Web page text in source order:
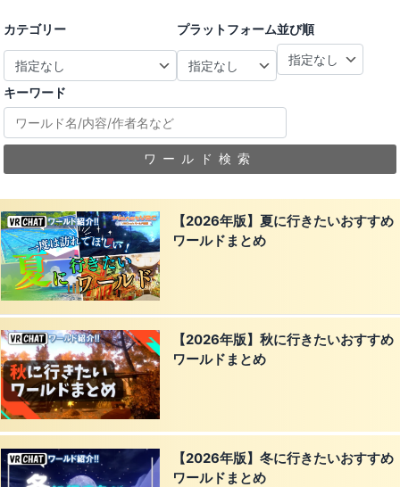
カテゴリー プラットフォーム並び順
キーワード
ワールド検索
【2026年版】夏に行きたいおすすめ
ワールドまとめ
【2026年版】秋に行きたいおすすめ
ワールドまとめ
【2026年版】冬に行きたいおすすめ
ワールドまとめ